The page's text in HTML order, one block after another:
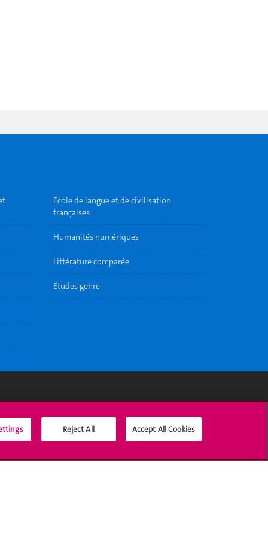
Ecole de langue et de civilisation
françaises
Humanités numériques
Littérature comparée
Etudes genre
Reject All Accept All Cookies